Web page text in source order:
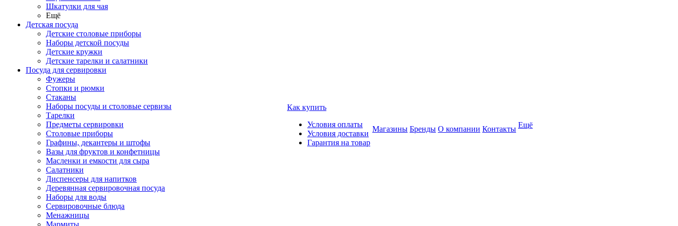
Шкатулки для чая
Ещё
Детская посуда
Детские столовые приборы
Наборы детской посуды
Детские кружки
Детские тарелки и салатники
Посуда для сервировки
Фужеры
Стопки и рюмки
Стаканы
Наборы посуды и столовые сервизы
Тарелки
Предметы сервировки
Столовые приборы
Графины, декантеры и штофы
Вазы для фруктов и конфетницы
Масленки и емкости для сыра
Салатники
Диспенсеры для напитков
Деревянная сервировочная посуда
Наборы для воды
Сервировочные блюда
Менажницы
Мармиты
Как купить
Условия оплаты
Условия доставки
Гарантия на товар
Магазины Бренды О компании Контакты Ещё